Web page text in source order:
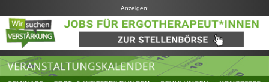
Anzeigen: